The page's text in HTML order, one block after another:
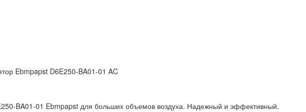
Ebmpapst D6E250-BA01-01 AC
BA01-01 Ebmpapst для больших объемов воздуха. Надежный и эффективный.